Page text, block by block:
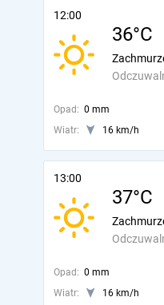
12:00
36°C
Opad: 0 mm
Wiatr:
16 km/h
13:00
37°C
Opad: 0 mm
Wiatr:
16 km/h